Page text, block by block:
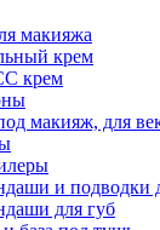
макияжа
крем
крем
макияж, для
и подводки
для губ